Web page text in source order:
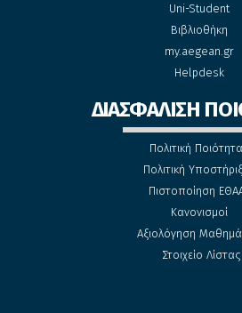
Uni-Student
Βιβλιοθήκη
my.aegean.gr
Helpdesk
ΔΙΑΣΦΑΛΙΣΗ
Πολιτική
Πολιτική
Πιστοποίηση
Κανονισμοί
Αξιολόγηση
Στοιχείο Λίστας